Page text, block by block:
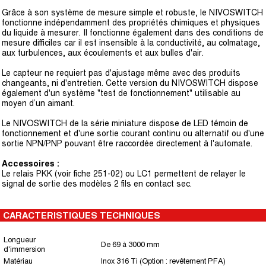
Grâce à son système de mesure simple et robuste, le NIVOSWITCH
fonctionne indépendamment des propriétés chimiques et physiques
du liquide à mesurer. Il fonctionne également dans des conditions de
mesure difficiles car il est insensible à la conductivité, au colmatage,
aux turbulences, aux écoulements et aux bulles d'air.
Le capteur ne requiert pas d'ajustage même avec des produits
changeants, ni d'entretien. Cette version du NIVOSWITCH dispose
également d'un système "test de fonctionnement" utilisable au
moyen d’un aimant.
Le NIVOSWITCH de la série miniature dispose de LED témoin de
fonctionnement et d'une sortie courant continu ou alternatif ou d'une
sortie NPN/PNP pouvant être raccordée directement à l'automate.
Accessoires :
Le relais PKK (voir fiche 251-02) ou LC1 permettent de relayer le
signal de sortie des modèles 2 fils en contact sec.
CARACTERISTIQUES TECHNIQUES
Longueur
d'immersion
De 69 à 3000 mm
Matériau
Inox 316 Ti (Option : revêtement PFA)